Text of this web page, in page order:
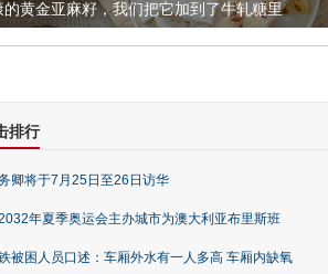
黄金亚麻籽，我们把它加到了牛轧糖里
排行
卿将于7月25日至26日访华
年夏季奥运会主办城市为澳大利亚布里斯班
被困人员口述：车厢外水有一人多高 车厢内缺氧